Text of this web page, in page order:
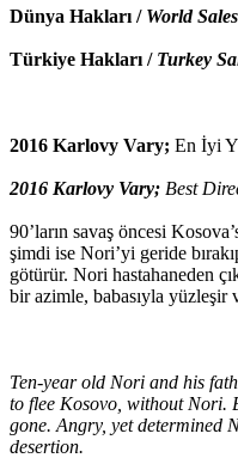
Dünya Hakları / World Sales
Türkiye Hakları / Turkey
2016 Karlovy Vary; En İyi
2016 Karlovy Vary; Best
90’ların savaş öncesi
şimdi ise Nori’yi geride
götürür. Nori hastahaneden
bir azimle, babasıyla yüzleşir
Ten-year old Nori and his
to flee Kosovo, without Nori.
gone. Angry, yet determined
desertion.